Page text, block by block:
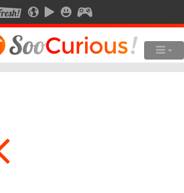
SOOFRESHSOOCURIOUS
SOOMOTION
SOOSMILE